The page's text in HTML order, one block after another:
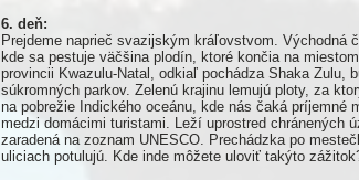
6. deň:
Prejdeme naprieč svazijským kráľovstvom. Východná
kde sa pestuje väčšina plodín, ktoré končia na
provincii Kwazulu-Natal, odkiaľ pochádza Shaka Zulu,
súkromných parkov. Zelenú krajinu lemujú ploty, za
na pobrežie Indického oceánu, kde nás čaká
medzi domácimi turistami. Leží uprostred chránených
zaradená na zoznam UNESCO. Prechádzka po
uliciach potulujú. Kde inde môžete uloviť takýto